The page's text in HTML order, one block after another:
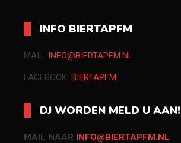
INFO BIERTAPFM
MAIL: INFO@BIERTAPFM.NL
FACEBOOK: BIERTAPFM
DJ WORDEN MELD U AAN!
MAIL NAAR INFO@BIERTAPFM.NL